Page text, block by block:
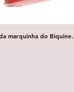
marquinha do Biquine.